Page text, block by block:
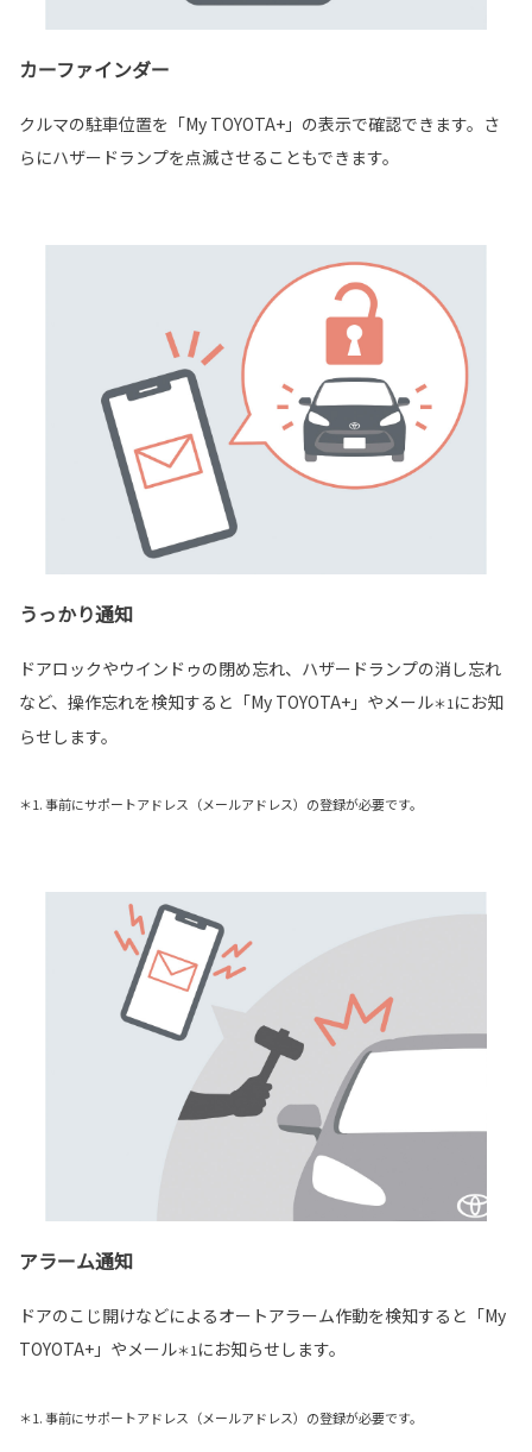
カーファインダー
クルマの駐車位置を「My TOYOTA+」の表示で確認できます。さ
らにハザードランプを点滅させることもできます。
うっかり通知
ドアロックやウインドゥの閉め忘れ、ハザードランプの消し忘れ
など、操作忘れを検知すると「My TOYOTA+」やメール＊1にお知
らせします。
＊1. 事前にサポートアドレス（メールアドレス）の登録が必要です。
アラーム通知
ドアのこじ開けなどによるオートアラーム作動を検知すると「My
TOYOTA+」やメール＊1にお知らせします。
＊1. 事前にサポートアドレス（メールアドレス）の登録が必要です。